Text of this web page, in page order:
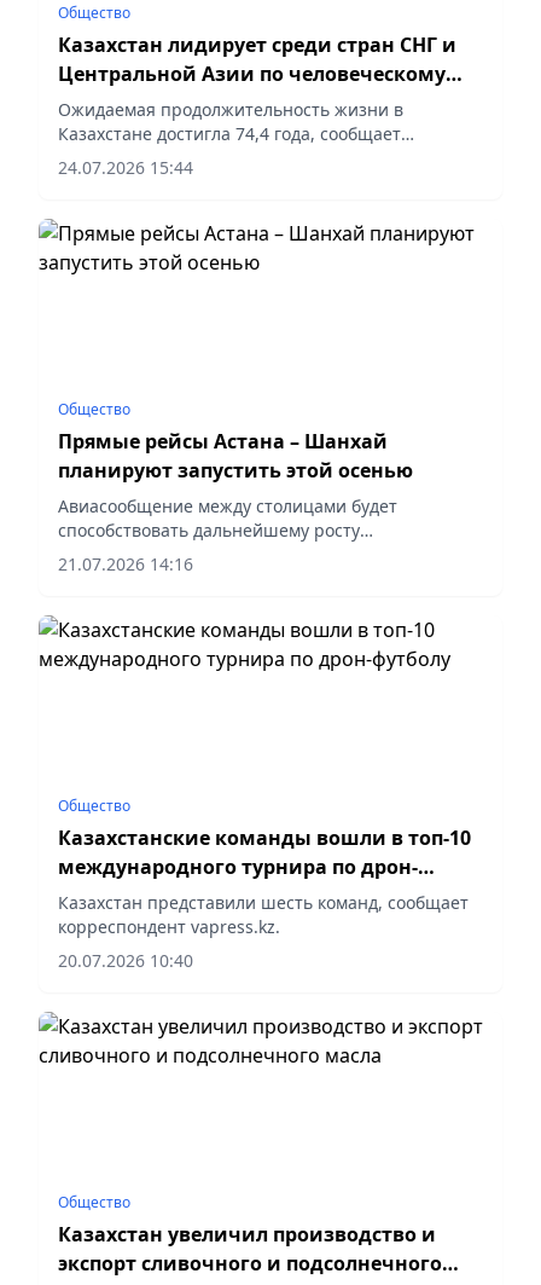
Общество
Казахстан лидирует среди стран СНГ и
Центральной Азии по человеческому
развитию
Ожидаемая продолжительность жизни в
Казахстане достигла 74,4 года, сообщает
vapress.kz.
24.07.2026 15:44
Общество
Прямые рейсы Астана – Шанхай
планируют запустить этой осенью
Авиасообщение между столицами будет
способствовать дальнейшему росту
туристических, деловых и инвестиционных
связей, сообщает корреспондент vapress.kz.
21.07.2026 14:16
Общество
Казахстанские команды вошли в топ-10
международного турнира по дрон-
футболу
Казахстан представили шесть команд, сообщает
корреспондент vapress.kz.
20.07.2026 10:40
Общество
Казахстан увеличил производство и
экспорт сливочного и подсолнечного